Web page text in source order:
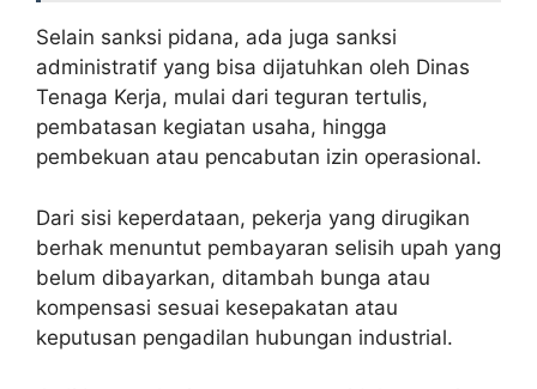
Selain sanksi pidana, ada juga sanksi
administratif yang bisa dijatuhkan oleh Dinas
Tenaga Kerja, mulai dari teguran tertulis,
pembatasan kegiatan usaha, hingga
pembekuan atau pencabutan izin operasional.
Dari sisi keperdataan, pekerja yang dirugikan
berhak menuntut pembayaran selisih upah yang
belum dibayarkan, ditambah bunga atau
kompensasi sesuai kesepakatan atau
keputusan pengadilan hubungan industrial.